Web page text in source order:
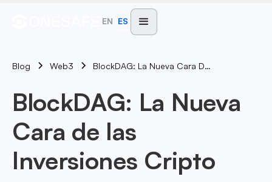
EN ES
Blog Web3 BlockDAG: La Nueva Cara De Las Inversiones Cripto
BlockDAG: La Nueva
Cara de las
Inversiones Cripto